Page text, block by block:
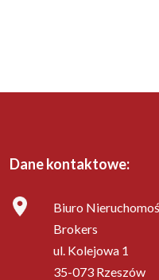
Dane kontaktowe:
Biuro
Brokers
ul. Kolejowa 1
35-073 Rzeszów